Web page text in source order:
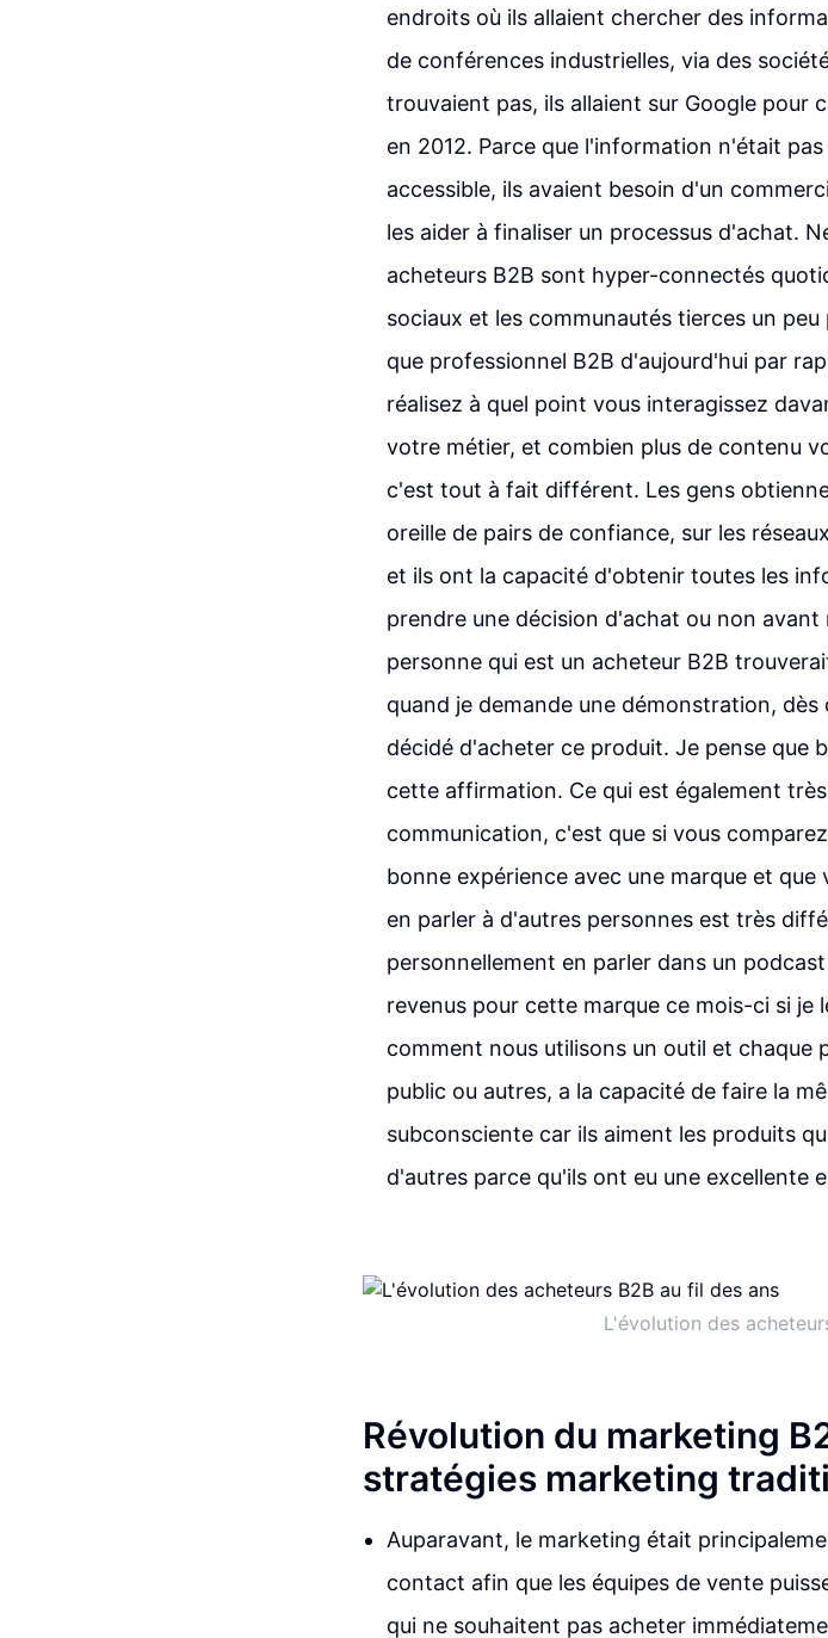
endroits où ils allaient chercher des
de conférences industrielles, via des
trouvaient pas, ils allaient sur Google pour
en 2012. Parce que l'information n'était
accessible, ils avaient besoin d'un
les aider à finaliser un processus d'achat.
acheteurs B2B sont hyper-connectés
sociaux et les communautés tierces un
que professionnel B2B d'aujourd'hui par
réalisez à quel point vous interagissez
votre métier, et combien plus de contenu
c'est tout à fait différent. Les gens
oreille de pairs de confiance, sur les
et ils ont la capacité d'obtenir toutes les
prendre une décision d'achat ou non
personne qui est un acheteur B2B
quand je demande une démonstration,
décidé d'acheter ce produit. Je pense que
cette affirmation. Ce qui est également
communication, c'est que si vous
bonne expérience avec une marque et
en parler à d'autres personnes est très
personnellement en parler dans un
revenus pour cette marque ce mois-ci si je
comment nous utilisons un outil et chaque
public ou autres, a la capacité de faire la
subconsciente car ils aiment les produits
d'autres parce qu'ils ont eu une excellente
L'évolution des
Révolution du marketing
stratégies marketing
Auparavant, le marketing était
contact afin que les équipes de vente
qui ne souhaitent pas acheter